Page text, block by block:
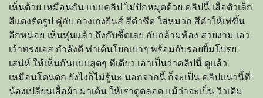
เห็นด้วย เหมือนกัน แบบคลิป ไม่ปักหมุดด้วย คลิปนี้ เสื้อตัวเล็ก
สีแดงรัดรูป คู่กับ กางเกงยีนส์ สีดำซีด ใส่หมวก สีดำให้เท่ขึ้น
อีกหน่อย เห็นหุ่นแล้ว ถึงกับซี้ดเลย กับกล้ามท้อง สวยงาม เอว
เว้าทรงเอส กำลังดี ท่าเต้นโยกเบาๆ พร้อมกับรอยยิ้มโปรย
เสน่ห์ ให้เห็นกันแบบสุดๆ ทีเดียว เอาเป็นว่าคลิปนี้ ดูแล้ว
เหมือนโดนตก ยังไงก็ไม่รู้นะ นอกจากนี้ ก็จะเป็น คลิปแนวนี้ที่
น้องเปลี่ยนเสื้อผ้า มาเต้น ให้เราดูตลอด แม้ว่าจะเป็น วิวเดิม